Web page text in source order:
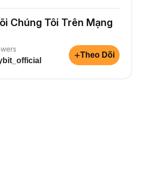
Chúng Tôi Trên Mạng
+Theo Dõi